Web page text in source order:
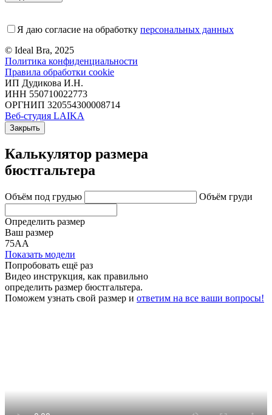
Я даю согласие на обработку персональных данных
© Ideal Bra, 2025
Политика конфиденциальности
Правила обработки cookie
ИП Дудикова И.Н.
ИНН 550710022773
ОРГНИП 320554300008714
Веб-студия LAIKA
Закрыть
Калькулятор размера
бюстгальтера
Объём под грудью Объём груди
Определить размер
Ваш размер
75АА
Показать модели
Попробовать ещё раз
Видео инструкция, как правильно
определить размер бюстгальтера.
Поможем узнать свой размер и ответим на все ваши вопросы!